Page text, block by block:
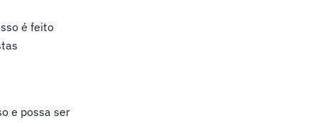
é feito
e possa ser